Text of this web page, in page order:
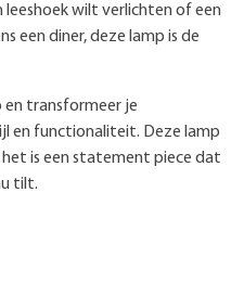
leeshoek wilt verlichten of een
een diner, deze lamp is de
en transformeer je
en functionaliteit. Deze lamp
het is een statement piece dat
tilt.